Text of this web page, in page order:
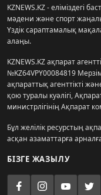
KZNEWS.KZ - еліміздегі
мәдени және спорт
Үздік сараптамалық
алаңы.
KZNEWS.KZ ақпарат
№KZ64VPY00084819
ақпараттық агенттікті
қою туралы куәлігі,
министрлігінің Ақпарат
Бұл желілік ресурстың
асқан азаматтарға
БІЗГЕ ЖАЗЫЛУ